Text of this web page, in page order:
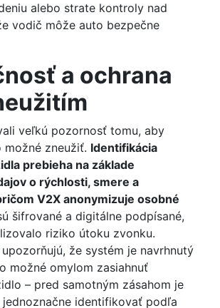
alebo strate kontroly nad
vodič môže auto bezpečne
a ochrana
veľkú pozornosť tomu, aby
možné zneužiť. Identifikácia
prebieha na základe
o rýchlosti, smere a
V2X anonymizuje osobné
šifrované a digitálne podpísané,
riziko útoku zvonku.
že systém je navrhnutý
možné omylom zasiahnuť
– pred samotným zásahom je
identifikovať podľa